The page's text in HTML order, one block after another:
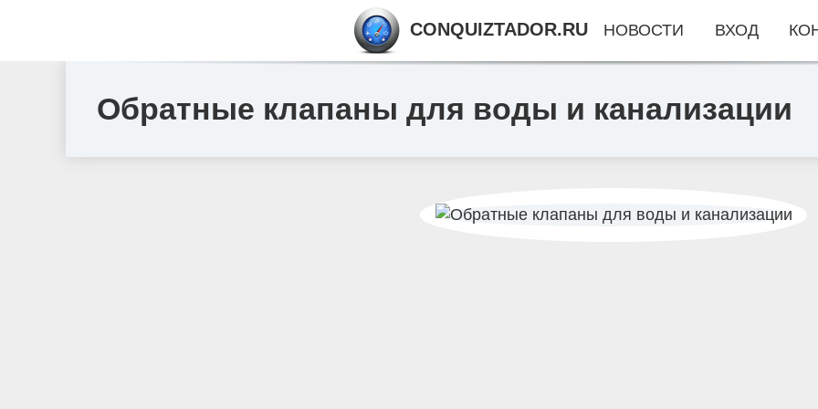
Обратные клапаны для воды и канализации
CONQUIZTADOR.RU НОВОСТИ ВХОД